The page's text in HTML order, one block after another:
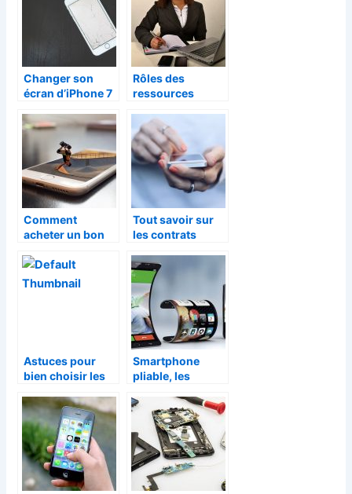
Changer son
écran d’iPhone 7
Rôles des
ressources
influence des
nouvelles
technologies
Comment
acheter un bon
portable ?
Tout savoir sur
les contrats
smartphone
Astuces pour
bien choisir les
rechanges pour
la réparation de
son téléphone
mobile
Smartphone
pliable, les
l’année 2022